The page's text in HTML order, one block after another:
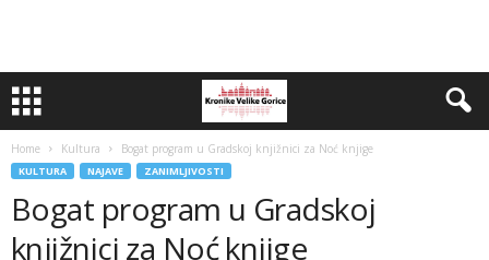
Home Kultura Bogat program u Gradskoj knjižnici za Noć knjige
KULTURA NAJAVE ZANIMLJIVOSTI
Bogat program u Gradskoj
knjižnici za Noć knjige